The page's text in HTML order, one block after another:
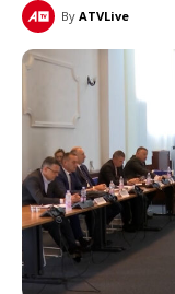
By ATVLive